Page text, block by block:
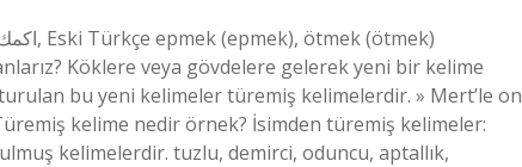
Köklere veya gövdelere gelerek yeni bir kelime
bu yeni kelimeler türemiş kelimelerdir. » Mert’le on
kelime nedir örnek? İsimden türemiş kelimeler:
kelimelerdir. tuzlu, demirci, oduncu, aptallık,